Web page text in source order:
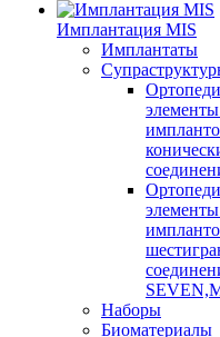
Имплантация MIS
Имплантаты
Наборы
Биоматериалы